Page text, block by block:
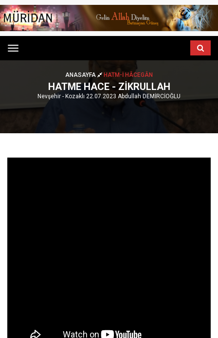
Menu
ANASAYFA HATM-I HÂCEGÂN
HATME HACE - ZIKRULLAH
Nevşehir - Kozaklı 22.07.2023 Abdullah DEMİRCİOĞLU